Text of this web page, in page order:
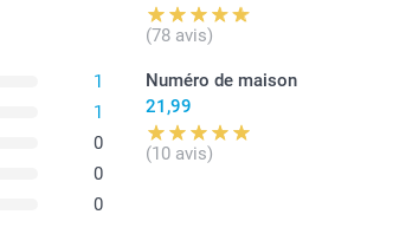
1
1
0
0
0
(78 avis)
Numéro de maison
21,99
(10 avis)